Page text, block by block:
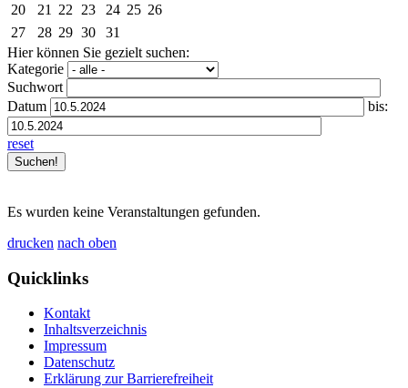
20
21 22 23 24 25 26
27
28 29 30
31
Hier können Sie gezielt suchen:
Kategorie
Suchwort
Datum
bis:
reset
Es wurden keine Veranstaltungen gefunden.
drucken nach oben
Quicklinks
Kontakt
Inhaltsverzeichnis
Impressum
Datenschutz
Erklärung zur Barrierefreiheit